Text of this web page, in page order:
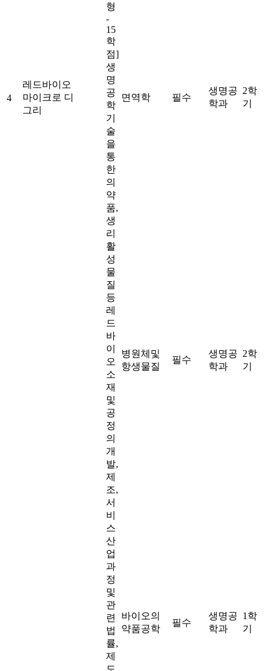
4
레드바이오
마이크로 디
그리
형
-
15
학
점]
생
명
공
학
기
술
을
통
한
의
약
품,
생
리
활
성
물
질
등
레
드
바
이
오
소
재
및
공
정
의
개
발,
제
조,
서
비
스
산
업
과
정
및
관
련
법
률,
제
면역학 필수
생명공
학과
2학
기
병원체및
항생물질
필수
생명공
학과
2학
기
바이오의
약품공학
필수
생명공
학과
1학
기